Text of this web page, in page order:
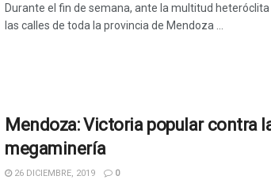
Durante el fin de semana, ante la multitud
las calles de toda la provincia de Mendoza ...
Mendoza: Victoria popular contra
megaminería
26 DICIEMBRE, 2019 0